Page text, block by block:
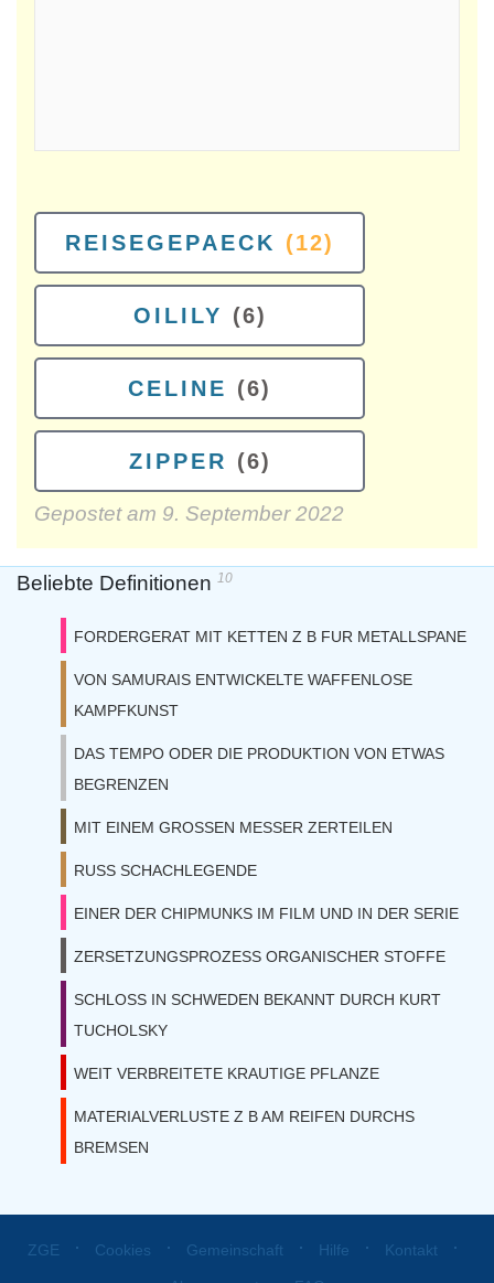
REISEGEPAECK (12)
OILILY (6)
CELINE (6)
ZIPPER (6)
Gepostet am 9. September 2022
Beliebte Definitionen 10
FORDERGERAT MIT KETTEN Z B FUR METALLSPANE
VON SAMURAIS ENTWICKELTE WAFFENLOSE
KAMPFKUNST
DAS TEMPO ODER DIE PRODUKTION VON ETWAS
BEGRENZEN
MIT EINEM GROSSEN MESSER ZERTEILEN
RUSS SCHACHLEGENDE
EINER DER CHIPMUNKS IM FILM UND IN DER SERIE
ZERSETZUNGSPROZESS ORGANISCHER STOFFE
SCHLOSS IN SCHWEDEN BEKANNT DURCH KURT
TUCHOLSKY
WEIT VERBREITETE KRAUTIGE PFLANZE
MATERIALVERLUSTE Z B AM REIFEN DURCHS
BREMSEN
ZGE ⋅ Cookies ⋅ Gemeinschaft ⋅ Hilfe ⋅ Kontakt ⋅